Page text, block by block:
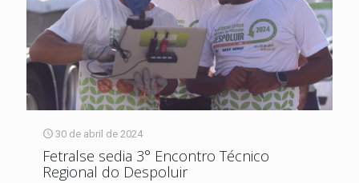
30 de abril de 2024
Fetralse sedia 3° Encontro Técnico
Regional do Despoluir